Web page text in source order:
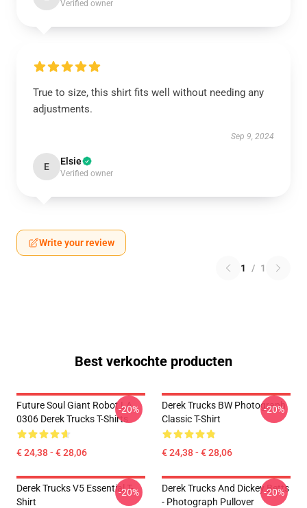
Verified owner
True to size, this shirt fits well without needing any
adjustments.
Sep 9, 2024
E Elsie
Verified owner
Write your review
1 / 1
Best verkochte producten
Future Soul Giant Robot LA
0306 Derek Trucks T-Shirts
€ 24,38 - € 28,06
-20%
Derek Trucks BW Photograph
Classic T-Shirt
€ 24,38 - € 28,06
-20%
Derek Trucks V5 Essential T-
Shirt
-20%
Derek Trucks And Dickey Betts
- Photograph Pullover
-20%